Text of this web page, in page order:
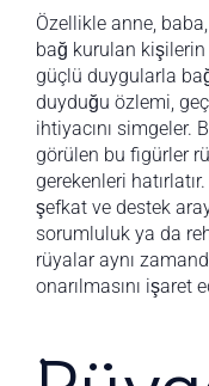
Özellikle anne,
bağ kurulan
güçlü duygularla
duyduğu özlemi,
ihtiyacını simgeler.
görülen bu figürler
gerekenleri
şefkat ve destek
sorumluluk ya da
rüyalar aynı
onarılmasını işaret